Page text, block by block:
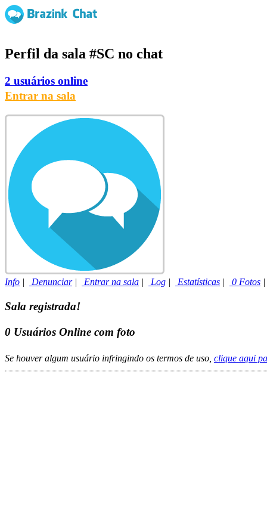
Perfil da sala #SC no chat
2 usuários online
Entrar na sala
Info | Denunciar| Entrar na sala | Log | Estatísticas | 0 Fotos
Sala registrada!
0 Usuários Online com foto
Se houver algum usuário infringindo os termos de uso, clique aqui